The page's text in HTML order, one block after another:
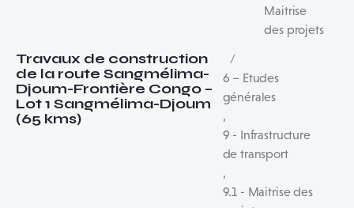
Maitrise
des projets
6 – Etudes
générales
,
9 - Infrastructure
de transport
,
9.1 - Maitrise des
Travaux de construction
de la route Sangmélima-
Djoum-Frontière Congo –
Lot 1 Sangmélima-Djoum
(65 kms)